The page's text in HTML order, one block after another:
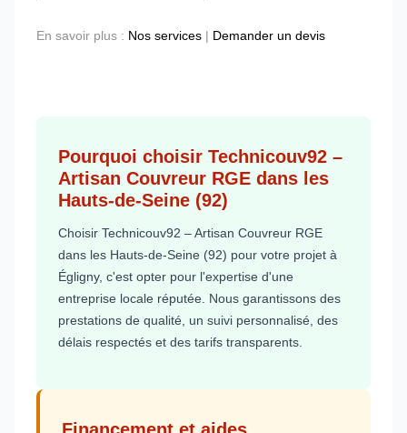
En savoir plus : Nos services | Demander un devis
Pourquoi choisir Technicouv92 –
Artisan Couvreur RGE dans les
Hauts-de-Seine (92)
Choisir Technicouv92 – Artisan Couvreur RGE
dans les Hauts-de-Seine (92) pour votre projet à
Égligny, c'est opter pour l'expertise d'une
entreprise locale réputée. Nous garantissons des
prestations de qualité, un suivi personnalisé, des
délais respectés et des tarifs transparents.